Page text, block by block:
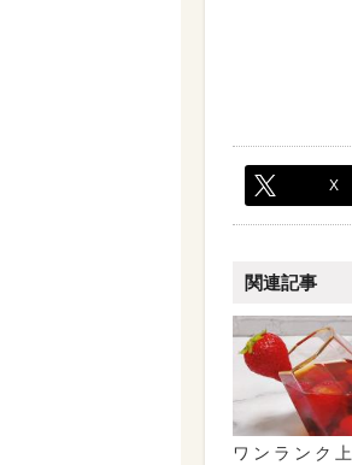
X
関連記事
ワンランク